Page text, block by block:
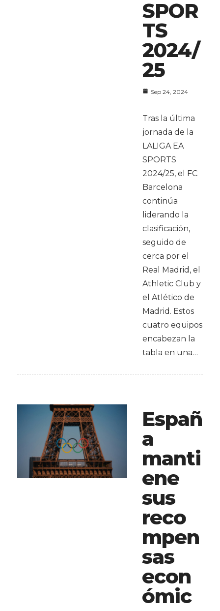
SPOR
TS
2024/
25
Sep 24, 2024
Tras la última
jornada de la
LALIGA EA
SPORTS
2024/25, el FC
Barcelona
continúa
liderando la
clasificación,
seguido de
cerca por el
Real Madrid, el
Athletic Club y
el Atlético de
Madrid. Estos
cuatro equipos
encabezan la
tabla en una…
Españ
a
manti
ene
sus
reco
mpen
sas
econ
ómic